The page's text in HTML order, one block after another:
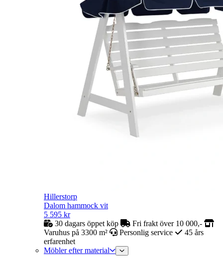
Hillerstorp
Dalom hammock vit
5 595 kr
30 dagars öppet köp
Fri frakt över 10 000,-
Varuhus på 3300 m²
Personlig service
45 års
erfarenhet
Möbler efter material